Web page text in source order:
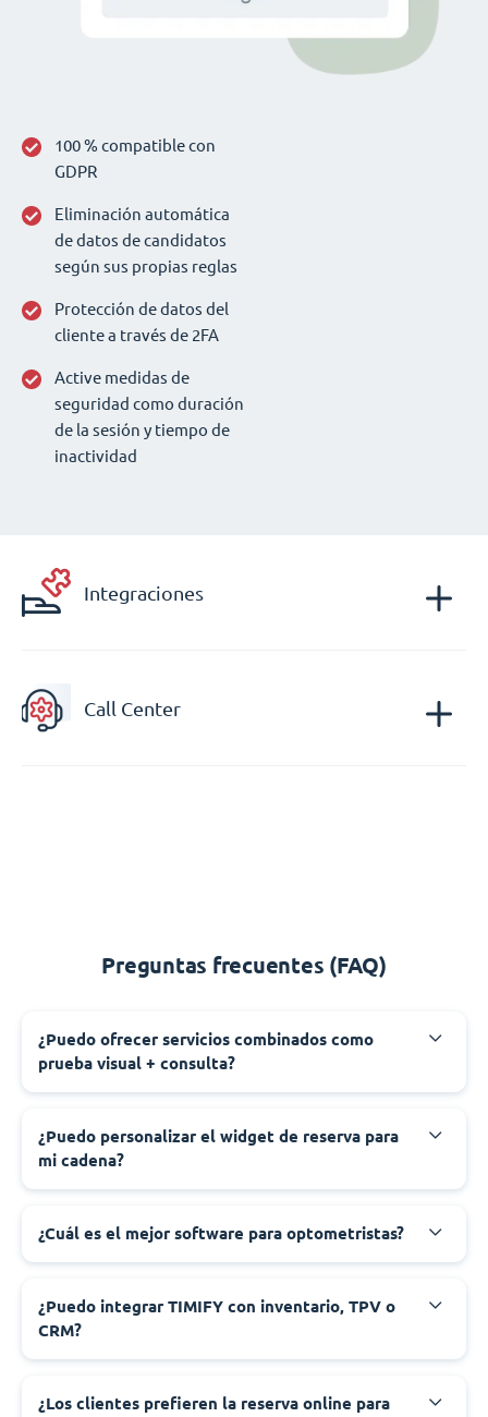
100 % compatible con
GDPR
Eliminación automática
de datos de candidatos
según sus propias reglas
Protección de datos del
cliente a través de 2FA
Active medidas de
seguridad como duración
de la sesión y tiempo de
inactividad
Integraciones
Call Center
Preguntas frecuentes (FAQ)
¿Puedo ofrecer servicios combinados como
prueba visual + consulta?
¿Puedo personalizar el widget de reserva para
mi cadena?
¿Cuál es el mejor software para optometristas?
¿Puedo integrar TIMIFY con inventario, TPV o
CRM?
¿Los clientes prefieren la reserva online para